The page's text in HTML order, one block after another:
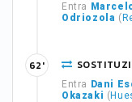
Entra
Odriozola (
Entra Dani
Okazaki (
62'